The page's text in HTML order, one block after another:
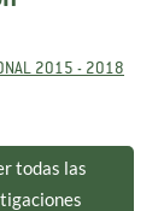
2015 - 2018
todas las